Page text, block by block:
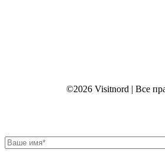
©2026 Visitnord | Все